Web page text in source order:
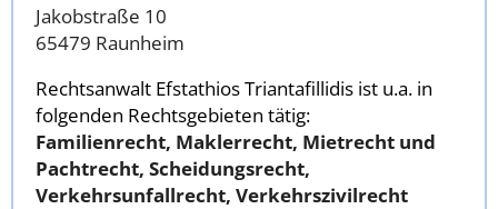
Jakobstraße 10
65479 Raunheim
Rechtsanwalt Efstathios Triantafillidis ist u.a. in
folgenden Rechtsgebieten tätig:
Familienrecht, Maklerrecht, Mietrecht und
Pachtrecht, Scheidungsrecht,
Verkehrsunfallrecht, Verkehrszivilrecht